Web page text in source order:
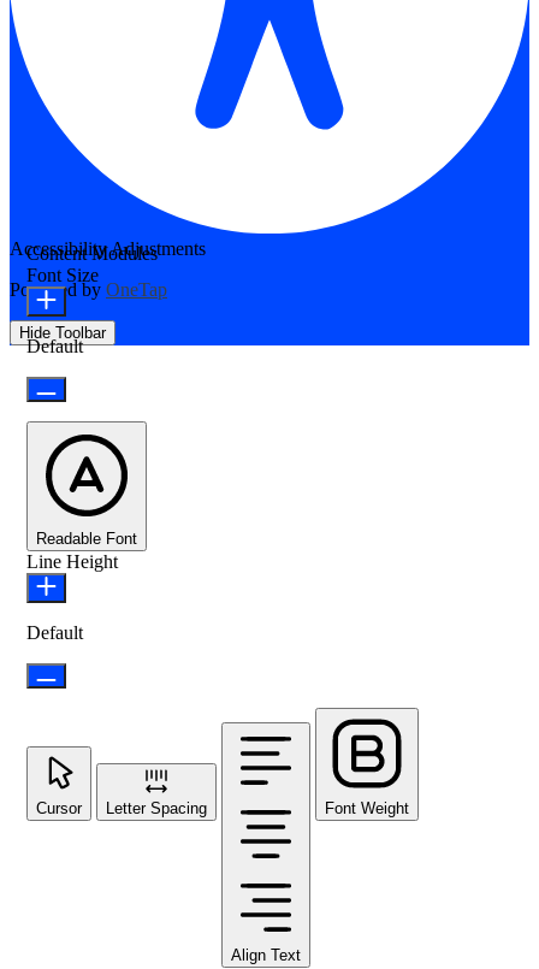
Accessibility Adjustments
Powered by OneTap
Hide Toolbar
Content Modules
Font Size
Default
Readable Font
Line Height
Default
Cursor Letter Spacing
Align Text
Font Weight